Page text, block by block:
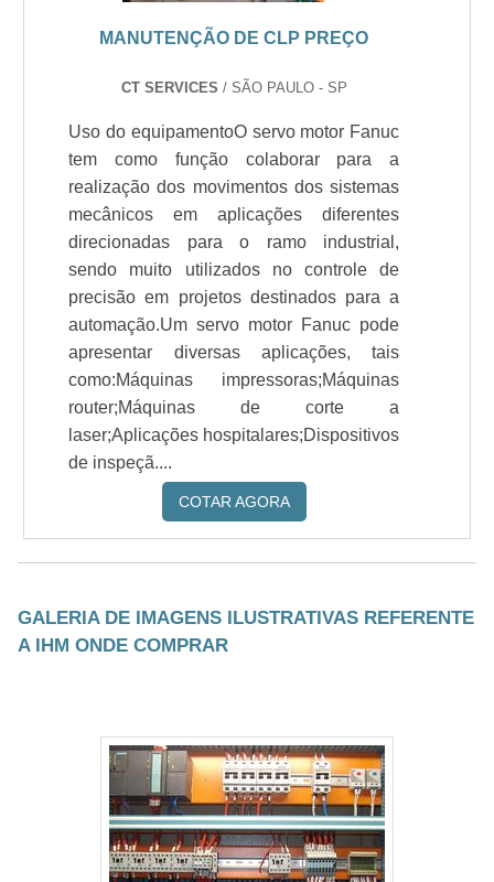
MANUTENÇÃO DE CLP PREÇO
CT SERVICES / SÃO PAULO - SP
Uso do equipamentoO servo motor Fanuc
tem como função colaborar para a
realização dos movimentos dos sistemas
mecânicos em aplicações diferentes
direcionadas para o ramo industrial,
sendo muito utilizados no controle de
precisão em projetos destinados para a
automação.Um servo motor Fanuc pode
apresentar diversas aplicações, tais
como:Máquinas impressoras;Máquinas
router;Máquinas de corte a
laser;Aplicações hospitalares;Dispositivos
de inspeçã....
COTAR AGORA
GALERIA DE IMAGENS ILUSTRATIVAS REFERENTE
A IHM ONDE COMPRAR